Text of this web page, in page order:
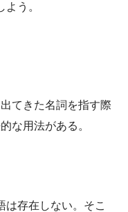
う。
てきた名詞を指す際
な用法がある。
は存在しない。そこ